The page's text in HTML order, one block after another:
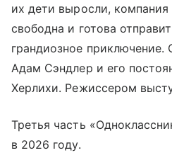
их дети выросли,
свободна и готова
грандиозное приключение.
Адам Сэндлер и его
Херлихи. Режиссером
Третья часть
в 2026 году.